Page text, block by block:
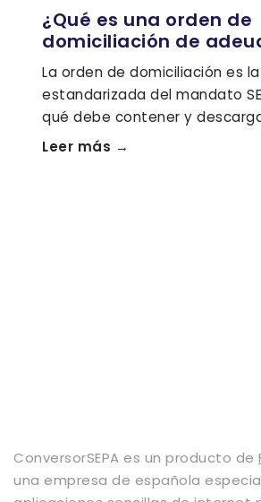
¿Qué es una orden de
domiciliación de
La orden de domiciliación es
estandarizada del mandato
qué debe contener y
Leer más →
ConversorSEPA es un producto de
una empresa de española